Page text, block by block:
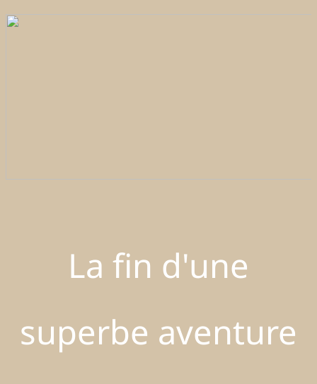
La fin d'une
superbe aventure